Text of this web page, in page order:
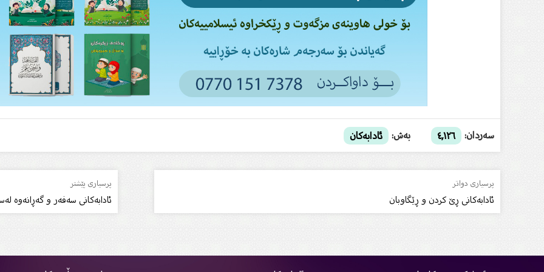
سەردان: ٤,١٢٦ بەش: ئادابەکان
پرسیاری دواتر
ئادابەکانى ڕێ کردن و ڕێگاوبان
پرسیاری پێشتر
ئادابەکانى سەفەر و گەڕانەوە